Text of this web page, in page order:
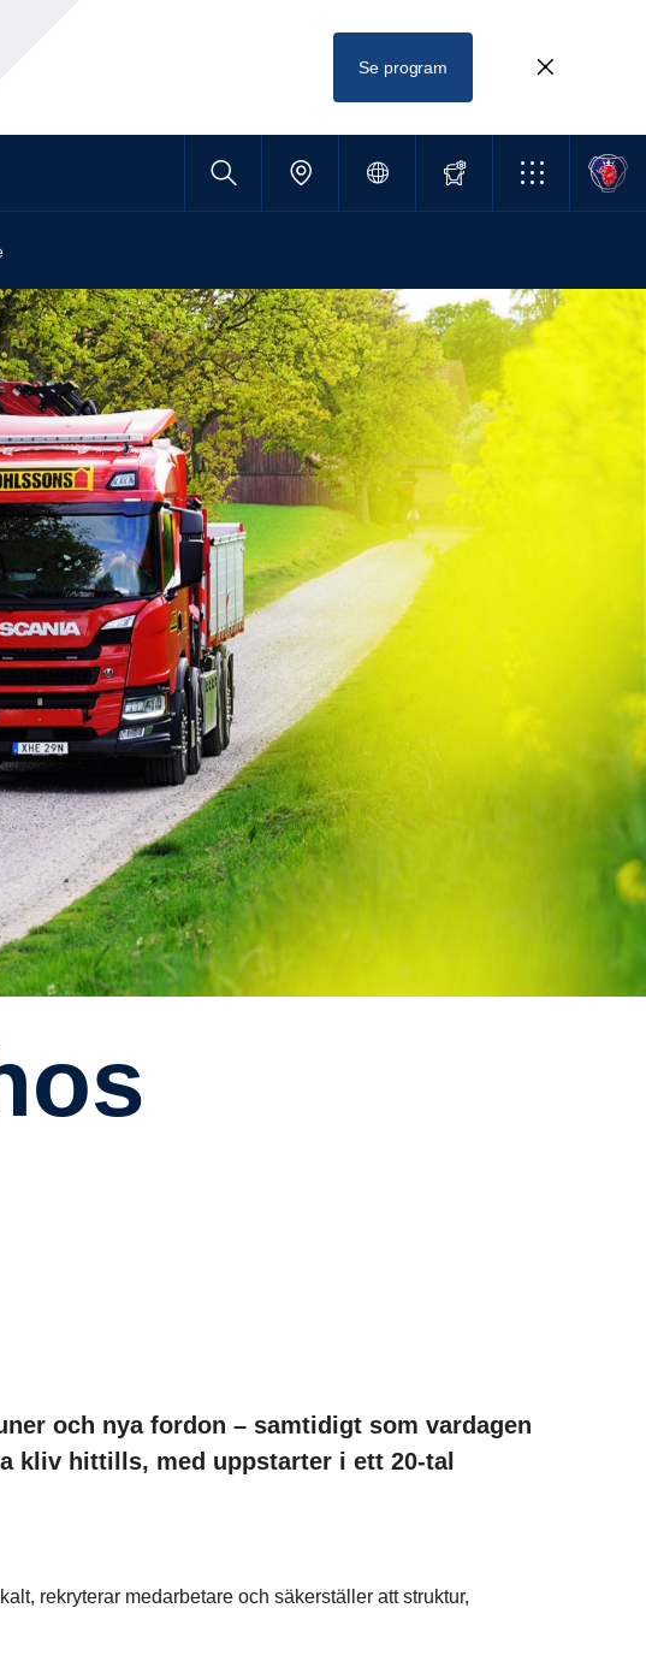
Se program
och nya fordon – samtidigt som vardagen
kliv hittills, med uppstarter i ett 20-tal
rekryterar medarbetare och säkerställer att struktur,